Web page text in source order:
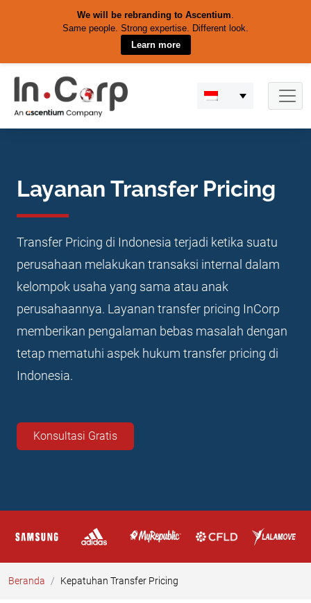
We will be rebranding to Ascentium.
Same people. Strong expertise. Different look.
Learn more
content
Layanan Transfer Pricing
Transfer Pricing di Indonesia terjadi ketika suatu
perusahaan melakukan transaksi internal dalam
kelompok usaha yang sama atau anak
perusahaannya. Layanan transfer pricing InCorp
memberikan pengalaman bebas masalah dengan
tetap mematuhi aspek hukum transfer pricing di
Indonesia.
Konsultasi Gratis
Beranda Kepatuhan Transfer Pricing